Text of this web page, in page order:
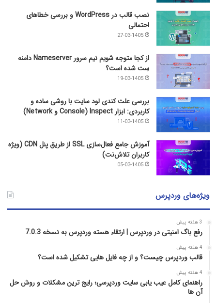
نصب قالب در WordPress و بررسی خطاهای
احتمالی
27-03-1405
از کجا متوجه شویم نیم ‌سرور Nameserver دامنه
سِت شده است؟
19-03-1405
بررسی علت کندی لود سایت با روشی ساده و
کاربردی: ابزار Inspect (Console و Network)
11-03-1405
آموزش جامع فعال‌سازی SSL از طریق پنل CDN (ویژه
کاربران تلاش‌نت)
05-03-1405
ویژه‌های وردپرس
3 هفته پیش
رفع باگ امنیتی در وردپرس | ارتقاء هسته وردپرس به نسخه 7.0.3
4 هفته پیش
قالب وردپرس چیست؟ و از چه فایل­ هایی تشکیل شده است؟
4 هفته پیش
راهنمای کامل عیب‌ یابی سایت وردپرسی؛ رایج‌ ترین مشکلات و روش حل
آن‌ ها